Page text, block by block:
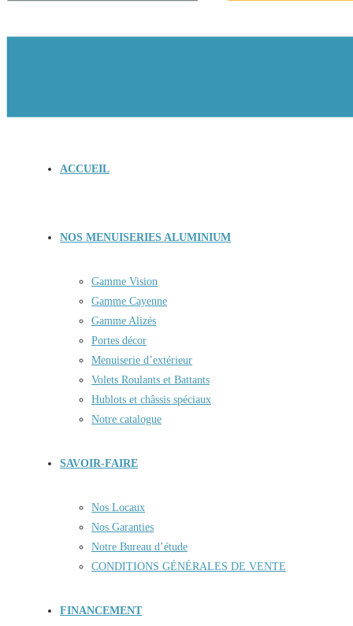
ACCUEIL
NOS MENUISERIES ALUMINIUM
Gamme Vision
Gamme Cayenne
Gamme Alizés
Portes décor
Menuiserie d’extérieur
Volets Roulants et Battants
Hublots et châssis spéciaux
Notre catalogue
SAVOIR-FAIRE
Nos Locaux
Nos Garanties
Notre Bureau d’étude
CONDITIONS GÉNÉRALES DE VENTE
FINANCEMENT